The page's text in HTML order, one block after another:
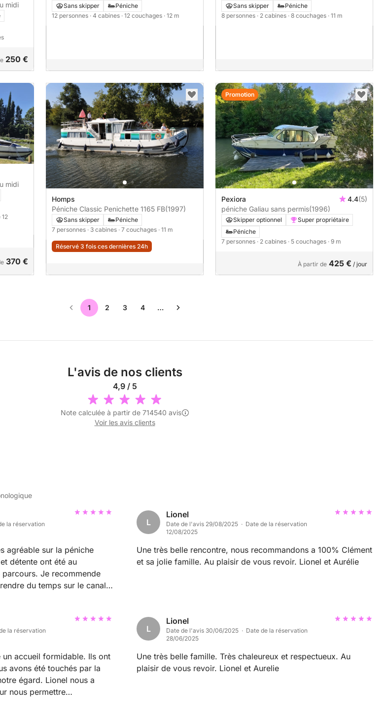
midi
250 €
Sans skipper
Péniche
12 personnes · 4 cabines · 12 couchages · 12 m
Sans skipper
Péniche
8 personnes · 2 cabines · 8 couchages · 11 m
midi
12
370 €
Homps
Péniche Classic Penichette 1165 FB(1997)
Sans skipper
Péniche
7 personnes · 3 cabines · 7 couchages · 11 m
Réservé 3 fois ces dernières 24h
Pexiora 4.4(5)
péniche Galiau sans permis(1996)
Skipper optionnel
Super propriétaire
Péniche
7 personnes · 2 cabines · 5 couchages · 9 m
À partir de 425 € / jour
Promotion
1 2 3 4 …
L'avis de nos clients
4,9 / 5
Note calculée à partir de 714540 avis
Voir les avis clients
la réservation
agréable sur la péniche
détente ont été au
Je recommende
du temps sur le canal
L
Lionel
Date de l'avis 29/08/2025 · Date de la réservation
12/08/2025
Une très belle rencontre, nous recommandons a 100% Clément
et sa jolie famille. Au plaisir de vous revoir. Lionel et Aurélie
la réservation
accueil formidable. Ils ont
avons été touchés par la
égard. Lionel nous a
nous permettre
L
Lionel
Date de l'avis 30/06/2025 · Date de la réservation
28/06/2025
Une très belle famille. Très chaleureux et respectueux. Au
plaisir de vous revoir. Lionel et Aurelie